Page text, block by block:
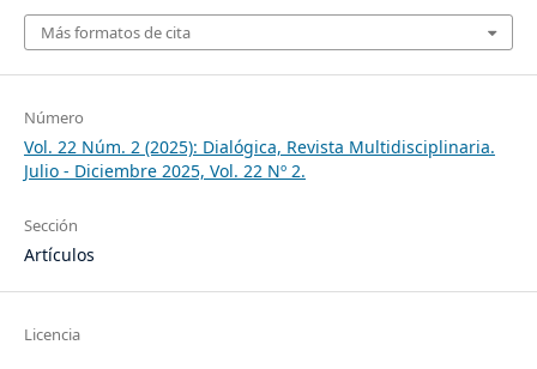
Más formatos de cita
Número
Vol. 22 Núm. 2 (2025): Dialógica, Revista Multidisciplinaria.
Julio - Diciembre 2025, Vol. 22 Nº 2.
Sección
Artículos
Licencia